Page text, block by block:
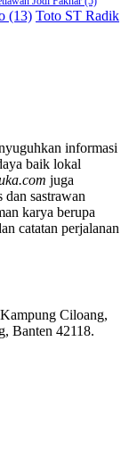
(13) Toto ST Radik
informasi
baik lokal
juga
dan sastrawan
karya berupa
catatan perjalanan
Ciloang,
Banten 42118.